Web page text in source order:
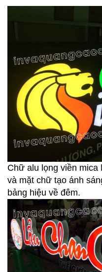
Chữ alu lọng viền mica
và mặt chữ tạo ánh
bảng hiệu về đêm.